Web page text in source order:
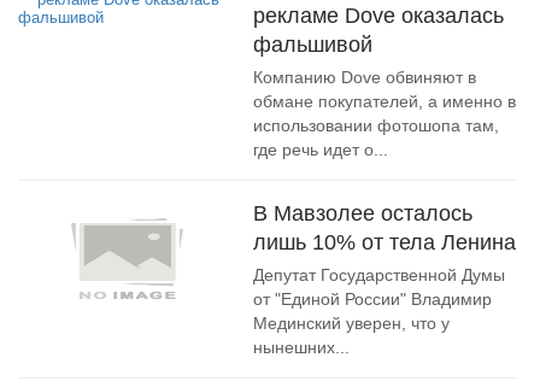
рекламе Dove оказалась
фальшивой
Компанию Dove обвиняют в
обмане покупателей, а именно в
использовании фотошопа там,
где речь идет о...
В Мавзолее осталось
лишь 10% от тела Ленина
Депутат Государственной Думы
от "Единой России" Владимир
Мединский уверен, что у
нынешних...